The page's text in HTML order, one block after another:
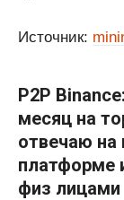
Источник:
P2P
месяц на
отвечаю на
платформе
физ лицами